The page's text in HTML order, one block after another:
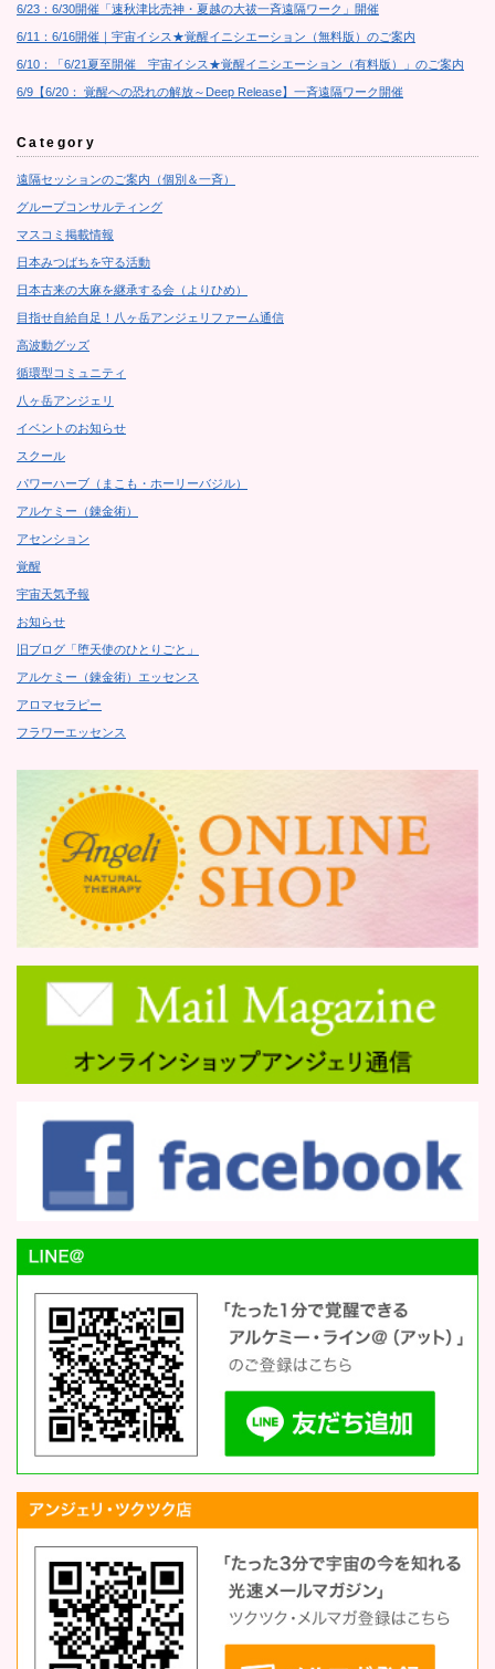
6/23：6/30開催「速秋津比売神・夏越の大祓一斉遠隔ワーク」開催
6/11：6/16開催｜宇宙イシス★覚醒イニシエーション（無料版）のご案内
6/10：「6/21夏至開催 宇宙イシス★覚醒イニシエーション（有料版）」のご案内
6/9【6/20： 覚醒への恐れの解放～Deep Release】一斉遠隔ワーク開催
Category
遠隔セッションのご案内（個別＆一斉）
グループコンサルティング
マスコミ掲載情報
日本みつばちを守る活動
日本古来の大麻を継承する会（よりひめ）
目指せ自給自足！八ヶ岳アンジェリファーム通信
高波動グッズ
循環型コミュニティ
八ヶ岳アンジェリ
イベントのお知らせ
スクール
パワーハーブ（まこも・ホーリーバジル）
アルケミー（錬金術）
アセンション
覚醒
宇宙天気予報
お知らせ
旧ブログ「堕天使のひとりごと」
アルケミー（錬金術）エッセンス
アロマセラピー
フラワーエッセンス